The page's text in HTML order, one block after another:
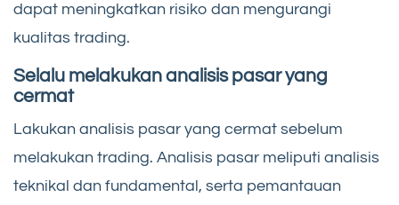
dapat meningkatkan risiko dan mengurangi
kualitas trading.
Selalu melakukan analisis pasar yang
cermat
Lakukan analisis pasar yang cermat sebelum
melakukan trading. Analisis pasar meliputi analisis
teknikal dan fundamental, serta pemantauan